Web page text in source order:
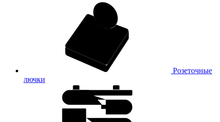
Розеточные
лючки